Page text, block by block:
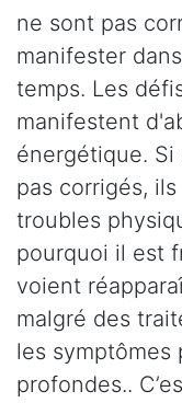
ne sont pas
manifester
temps. Les
manifestent
énergétique.
pas corrigés,
troubles
pourquoi il est
voient
malgré des
les symptômes
profondes..